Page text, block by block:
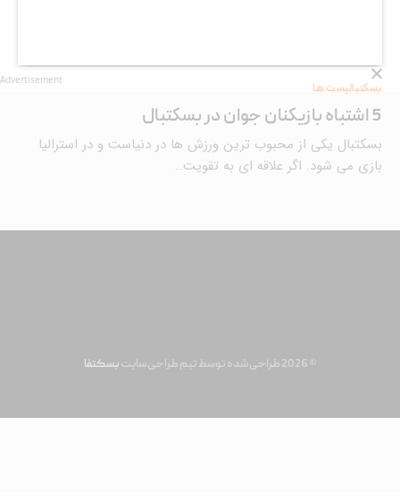
بسکتبالیست ها
5 اشتباه بازیکنان جوان در بسکتبال
بسکتبال یکی از محبوب ترین ورزش ها در دنیاست و در استرالیا
بازی می شود. اگر علاقه ای به تقویت…
© 2026 طراحی شده توسط تیم طراحی سایت بسکتفا
Advertisement